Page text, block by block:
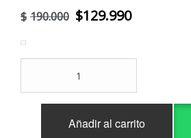
$ 190.000 El
original
era:
$190.000.
$129.990El
actual
$129.990.
MITSUBISHI
Añadir al carrito